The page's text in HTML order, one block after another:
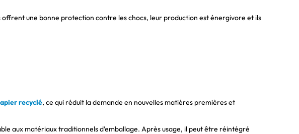
offrent une bonne protection contre les chocs, leur production est énergivore et ils
recyclé, ce qui réduit la demande en nouvelles matières premières et
aux matériaux traditionnels d’emballage. Après usage, il peut être réintégré